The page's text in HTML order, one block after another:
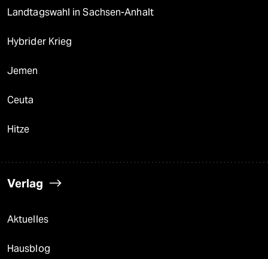
Landtagswahl in Sachsen-Anhalt
Hybrider Krieg
Jemen
Ceuta
Hitze
Verlag
Aktuelles
Hausblog